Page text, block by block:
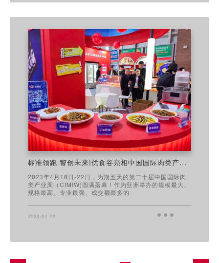
标准领跑 智创未来|优食谷亮相中国国际肉类产业周！
2023年4月18日-22日，为期五天的第二十届中国国际肉
类产业周（CIMIW)圆满落幕！作为亚洲举办的规模最大、
规格最高、专业最强、成交额最多的
2023-04-22